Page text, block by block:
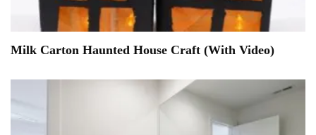
Milk Carton Haunted House Craft (With Video)